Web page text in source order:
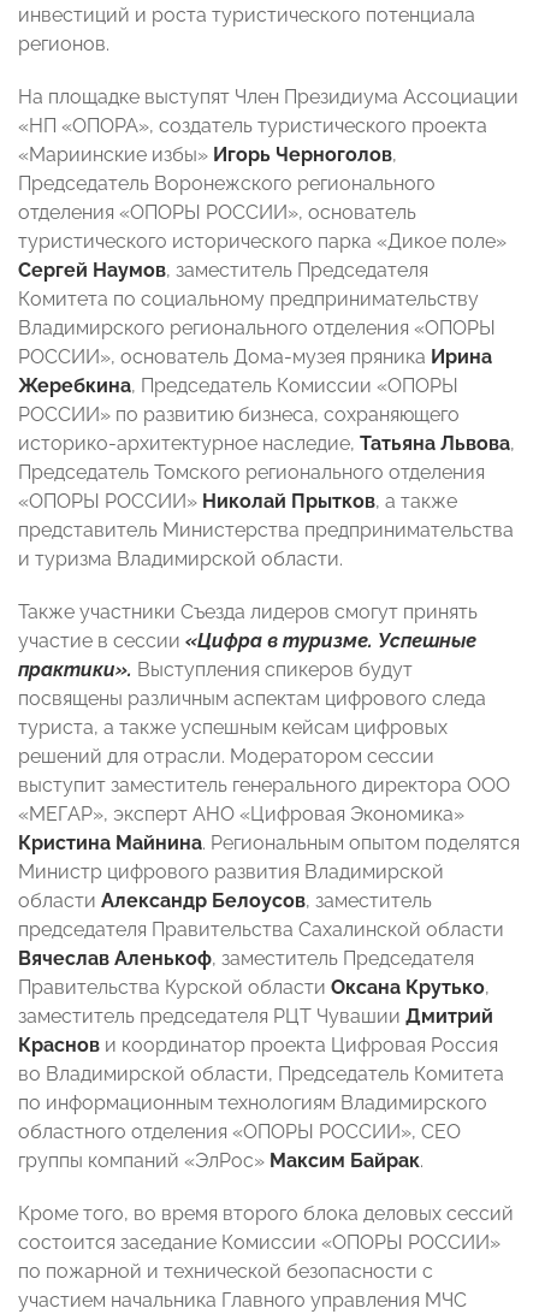
инвестиций и роста туристического потенциала
регионов.
На площадке выступят Член Президиума Ассоциации
«НП «ОПОРА», создатель туристического проекта
«Мариинские избы» Игорь Черноголов,
Председатель Воронежского регионального
отделения «ОПОРЫ РОССИИ», основатель
туристического исторического парка «Дикое поле»
Сергей Наумов, заместитель Председателя
Комитета по социальному предпринимательству
Владимирского регионального отделения «ОПОРЫ
РОССИИ», основатель Дома-музея пряника Ирина
Жеребкина, Председатель Комиссии «ОПОРЫ
РОССИИ» по развитию бизнеса, сохраняющего
историко-архитектурное наследие, Татьяна Львова,
Председатель Томского регионального отделения
«ОПОРЫ РОССИИ» Николай Прытков, а также
представитель Министерства предпринимательства
и туризма Владимирской области.
Также участники Съезда лидеров смогут принять
участие в сессии «Цифра в туризме. Успешные
практики». Выступления спикеров будут
посвящены различным аспектам цифрового следа
туриста, а также успешным кейсам цифровых
решений для отрасли. Модератором сессии
выступит заместитель генерального директора ООО
«МЕГАР», эксперт АНО «Цифровая Экономика»
Кристина Майнина. Региональным опытом поделятся
Министр цифрового развития Владимирской
области Александр Белоусов, заместитель
председателя Правительства Сахалинской области
Вячеслав Аленькоф, заместитель Председателя
Правительства Курской области Оксана Крутько,
заместитель председателя РЦТ Чувашии Дмитрий
Краснов и координатор проекта Цифровая Россия
во Владимирской области, Председатель Комитета
по информационным технологиям Владимирского
областного отделения «ОПОРЫ РОССИИ», CEO
группы компаний «ЭлРос» Максим Байрак.
Кроме того, во время второго блока деловых сессий
состоится заседание Комиссии «ОПОРЫ РОССИИ»
по пожарной и технической безопасности с
участием начальника Главного управления МЧС